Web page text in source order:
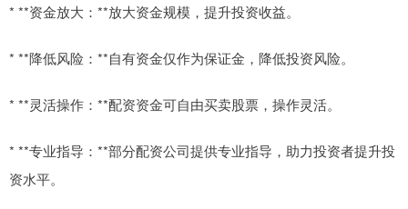
* **资金放大：**放大资金规模，提升投资收益。
* **降低风险：**自有资金仅作为保证金，降低投资风险。
* **灵活操作：**配资资金可自由买卖股票，操作灵活。
* **专业指导：**部分配资公司提供专业指导，助力投资者提升投
资水平。